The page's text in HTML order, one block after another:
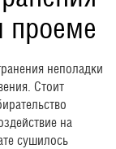
проеме
неполадки
Стоит
на
сушилось